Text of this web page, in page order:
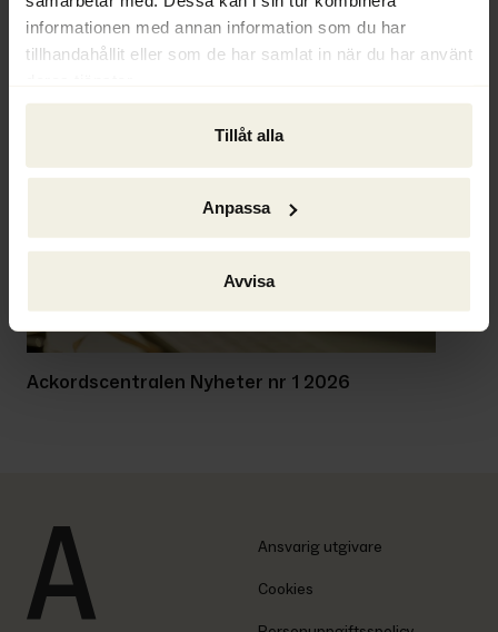
informationen med annan information som du har
tillhandahållit eller som de har samlat in när du har använt
Tillåt alla
Anpassa
Avvisa
Ur Ackordscentralen Nyheter nr 3 2020
Ackordscentralen Nyheter nr 1 2026
Ansvarig utgivare
Cookies